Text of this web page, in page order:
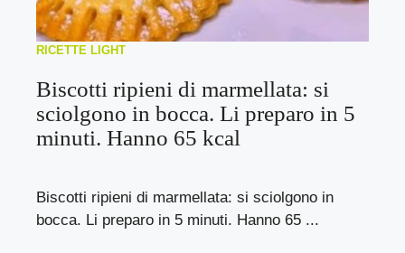
RICETTE LIGHT
Biscotti ripieni di marmellata: si
sciolgono in bocca. Li preparo in 5
minuti. Hanno 65 kcal
Biscotti ripieni di marmellata: si sciolgono in
bocca. Li preparo in 5 minuti. Hanno 65 ...